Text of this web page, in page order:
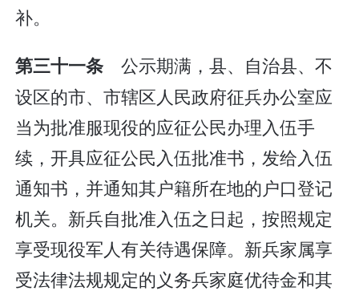
补。
第三十一条 公示期满，县、自治县、不
设区的市、市辖区人民政府征兵办公室应
当为批准服现役的应征公民办理入伍手
续，开具应征公民入伍批准书，发给入伍
通知书，并通知其户籍所在地的户口登记
机关。新兵自批准入伍之日起，按照规定
享受现役军人有关待遇保障。新兵家属享
受法律法规规定的义务兵家庭优待金和其